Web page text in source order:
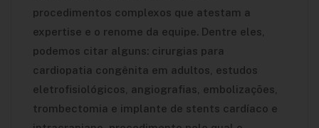
procedimentos complexos que atestam a
expertise e o renome da equipe. Dentre eles,
podemos citar alguns: cirurgias para
cardiopatia congênita em adultos, estudos
eletrofisiológicos, angiografias, embolizações,
trombectomia e implante de stents cardíaco e